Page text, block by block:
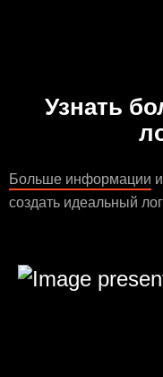
Узнать
Больше информации
создать идеальный